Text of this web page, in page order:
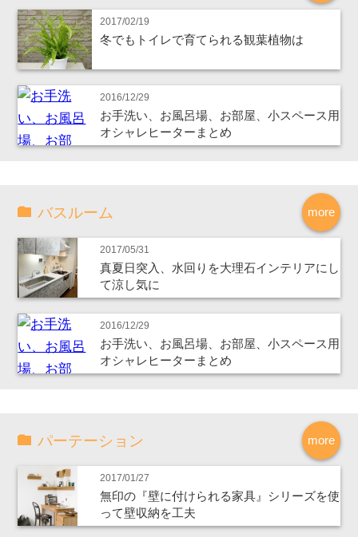
2017/02/19
冬でもトイレで育てられる観葉植物は
2016/12/29
お手洗い、お風呂場、お部屋、小スペース用
オシャレヒーターまとめ
more
バスルーム
2017/05/31
真夏日突入、水回りを大理石インテリアにし
て涼し気に
2016/12/29
お手洗い、お風呂場、お部屋、小スペース用
オシャレヒーターまとめ
more
パーテーション
2017/01/27
無印の『壁に付けられる家具』シリーズを使
って壁収納を工夫